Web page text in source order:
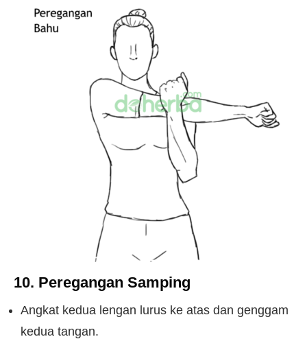
10. Peregangan Samping
Angkat kedua lengan lurus ke atas dan genggam
kedua tangan.